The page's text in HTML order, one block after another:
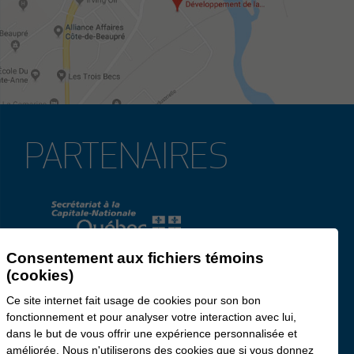
PARTENAIRES
Consentement aux fichiers témoins
(cookies)
Ce site internet fait usage de cookies pour son bon
fonctionnement et pour analyser votre interaction avec lui,
dans le but de vous offrir une expérience personnalisée et
améliorée. Nous n'utiliserons des cookies que si vous donnez